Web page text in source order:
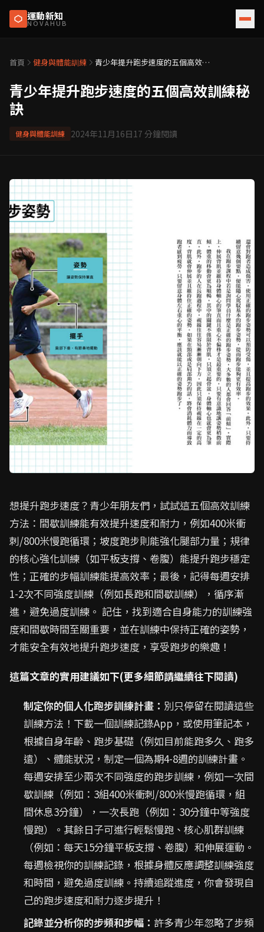
運動新知
NOVAHUB
首頁 健身與體能訓練
青少年提升跑步速度的五個高效訓
青少年提升跑步速度的五個高效訓練秘
訣
健身與體能訓練 2024年11月16日17 分鐘閱讀
想提升跑步速度？青少年朋友們，試試這五個高效訓練
方法：間歇訓練能有效提升速度和耐力，例如400米衝
刺/800米慢跑循環；坡度跑步則能強化腿部力量；規律
的核心強化訓練（如平板支撐、卷腹）能提升跑步穩定
性；正確的步幅訓練能提高效率；最後，記得每週安排
1-2次不同強度訓練（例如長跑和間歇訓練），循序漸
進，避免過度訓練。 記住，找到適合自身能力的訓練強
度和間歇時間至關重要，並在訓練中保持正確的姿勢，
才能安全有效地提升跑步速度，享受跑步的樂趣！
這篇文章的實用建議如下(更多細節請繼續往下閱讀)
制定你的個人化跑步訓練計畫： 別只停留在閱讀這些
訓練方法！下載一個訓練記錄App，或使用筆記本，
根據自身年齡、跑步基礎（例如目前能跑多久、跑多
遠）、體能狀況，制定一個為期4-8週的訓練計畫。
每週安排至少兩次不同強度的跑步訓練，例如一次間
歇訓練（例如：3組400米衝刺/800米慢跑循環，組
間休息3分鐘），一次長跑（例如：30分鐘中等強度
慢跑）。其餘日子可進行輕鬆慢跑、核心肌群訓練
（例如：每天15分鐘平板支撐、卷腹）和伸展運動。
每週檢視你的訓練記錄，根據身體反應調整訓練強度
和時間，避免過度訓練。持續追蹤進度，你會發現自
己的跑步速度和耐力逐步提升！
記錄並分析你的步頻和步幅： 許多青少年忽略了步頻